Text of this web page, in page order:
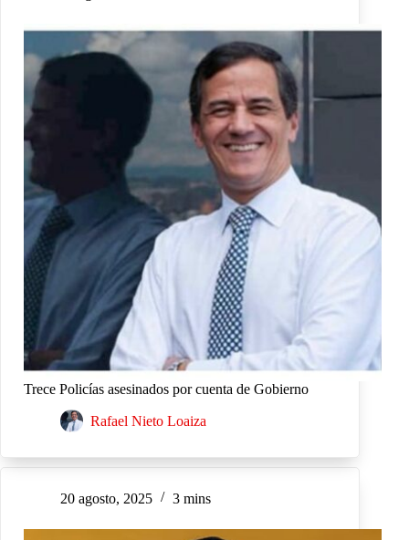
Trece Policías asesinados por cuenta de Gobierno
Rafael Nieto Loaiza
20 agosto, 2025 3 mins